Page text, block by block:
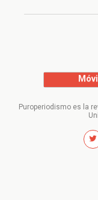
Móvil
Puroperiodismo es la